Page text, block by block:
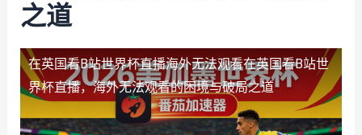
之道
在英国看B站世界杯直播海外无法观看在英国看B站世
界杯直播，海外无法观看的困境与破局之道